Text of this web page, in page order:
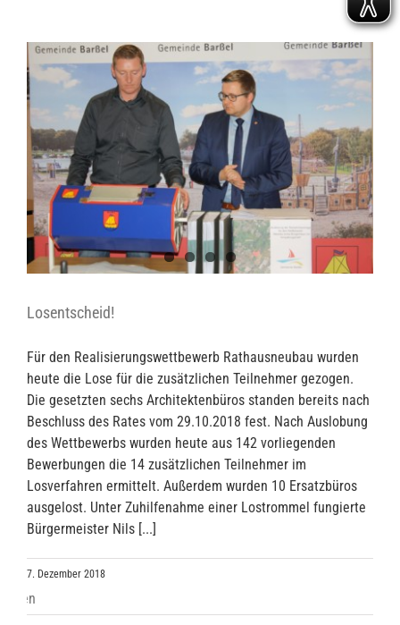
Losentscheid!
Für den Realisierungswettbewerb Rathausneubau wurden
heute die Lose für die zusätzlichen Teilnehmer gezogen.
Die gesetzten sechs Architektenbüros standen bereits nach
Beschluss des Rates vom 29.10.2018 fest. Nach Auslobung
des Wettbewerbs wurden heute aus 142 vorliegenden
Bewerbungen die 14 zusätzlichen Teilnehmer im
Losverfahren ermittelt. Außerdem wurden 10 Ersatzbüros
ausgelost. Unter Zuhilfenahme einer Lostrommel fungierte
Bürgermeister Nils [...]
7. Dezember 2018